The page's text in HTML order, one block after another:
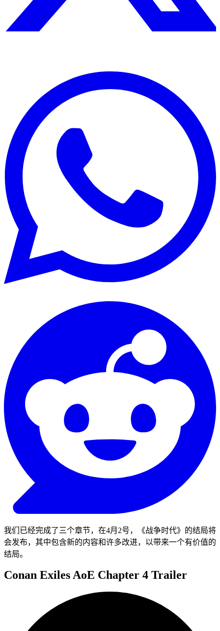
我们已经完成了三个章节，在4月2号，《战争时代》的结局将
会发布，其中包含新的内容和许多改进，以带来一个有价值的
结局。
Conan Exiles AoE Chapter 4 Trailer